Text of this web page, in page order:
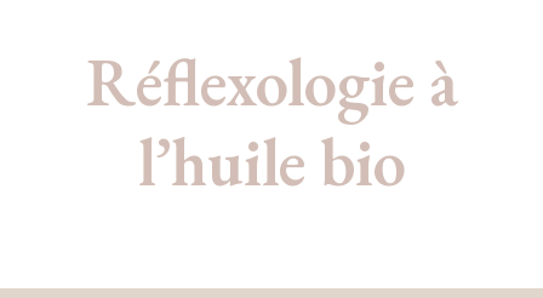
Réflexologie à
l’huile bio